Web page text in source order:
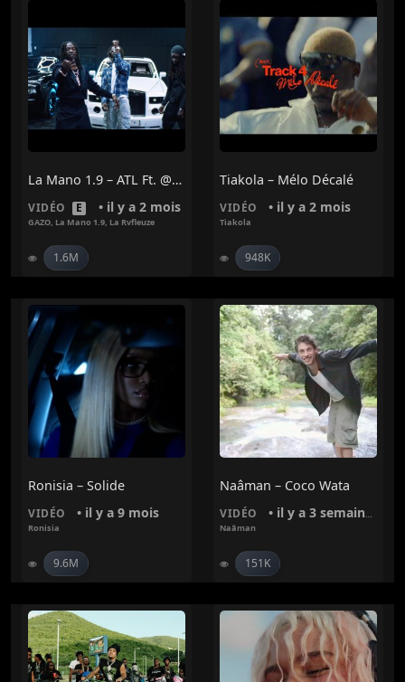
La Mano 1.9 – ATL Ft. @GAZO & @larvfleuze
VIDÉO E • il y a 2 mois
GAZO, La Mano 1.9, La Rvfleuze
1.6M
Tiakola – Mélo Décalé
VIDÉO • il y a 2 mois
Tiakola
948K
Ronisia – Solide
VIDÉO • il y a 9 mois
Ronisia
9.6M
Naâman – Coco Wata
VIDÉO • il y a 3 semaines
Naâman
151K